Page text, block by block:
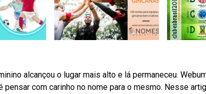
alcançou o lugar mais alto e lá permaneceu.
pensar com carinho no nome para o mesmo. Nesse